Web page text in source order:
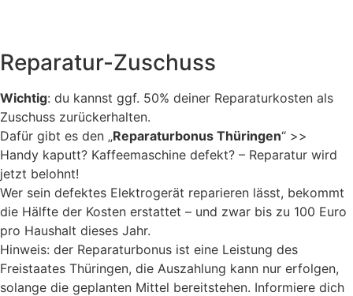
Reparatur-Zuschuss
Wichtig: du kannst ggf. 50% deiner Reparaturkosten als
Zuschuss zurückerhalten.
Dafür gibt es den „Reparaturbonus Thüringen“ >>
Handy kaputt? Kaffeemaschine defekt? – Reparatur wird
jetzt belohnt!
Wer sein defektes Elektrogerät reparieren lässt, bekommt
die Hälfte der Kosten erstattet – und zwar bis zu 100 Euro
pro Haushalt dieses Jahr.
Hinweis: der Reparaturbonus ist eine Leistung des
Freistaates Thüringen, die Auszahlung kann nur erfolgen,
solange die geplanten Mittel bereitstehen. Informiere dich